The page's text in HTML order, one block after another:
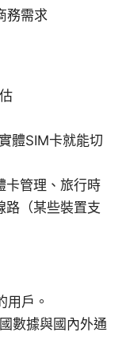
務需求
體SIM卡就能切
卡管理、旅行時
路（某些裝置支
用戶。
數據與國內外通